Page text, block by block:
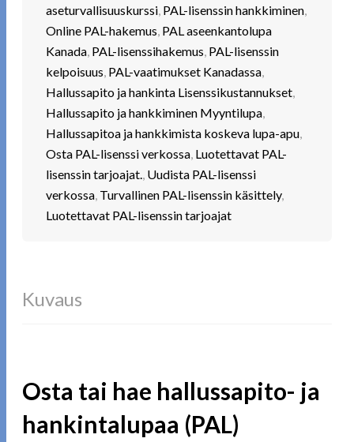
aseturvallisuuskurssi, PAL-lisenssin hankkiminen,
Online PAL-hakemus, PAL aseenkantolupa
Kanada, PAL-lisenssihakemus, PAL-lisenssin
kelpoisuus, PAL-vaatimukset Kanadassa,
Hallussapito ja hankinta Lisenssikustannukset,
Hallussapito ja hankkiminen Myyntilupa,
Hallussapitoa ja hankkimista koskeva lupa-apu,
Osta PAL-lisenssi verkossa, Luotettavat PAL-
lisenssin tarjoajat., Uudista PAL-lisenssi
verkossa, Turvallinen PAL-lisenssin käsittely,
Luotettavat PAL-lisenssin tarjoajat
Kuvaus
Osta tai hae hallussapito- ja
hankintalupaa (PAL)